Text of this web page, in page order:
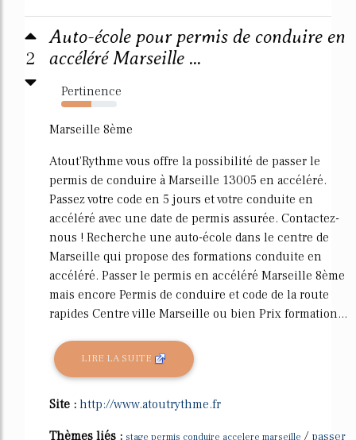
2
Auto-école pour permis de conduire en
accéléré Marseille ...
Pertinence
54%
Marseille 8ème
Atout'Rythme vous offre la possibilité de passer le
permis de conduire à Marseille 13005 en accéléré.
Passez votre code en 5 jours et votre conduite en
accéléré avec une date de permis assurée. Contactez-
nous ! Recherche une auto-école dans le centre de
Marseille qui propose des formations conduite en
accéléré. Passer le permis en accéléré Marseille 8ème
mais encore Permis de conduire et code de la route
rapides Centre ville Marseille ou bien Prix formation...
LIRE LA SUITE
Site : http://www.atoutrythme.fr
Thèmes liés : stage permis conduire accelere marseille / passer